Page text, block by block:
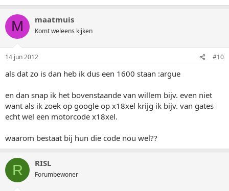
M maatmuis
Komt weleens kijken
14 jun 2012 #10
als dat zo is dan heb ik dus een 1600 staan :argue
en dan snap ik het bovenstaande van willem bijv. even niet
want als ik zoek op google op x18xel krijg ik bijv. van gates
echt wel een motorcode x18xel.
waarom bestaat bij hun die code nou wel??
R RISL
Forumbewoner